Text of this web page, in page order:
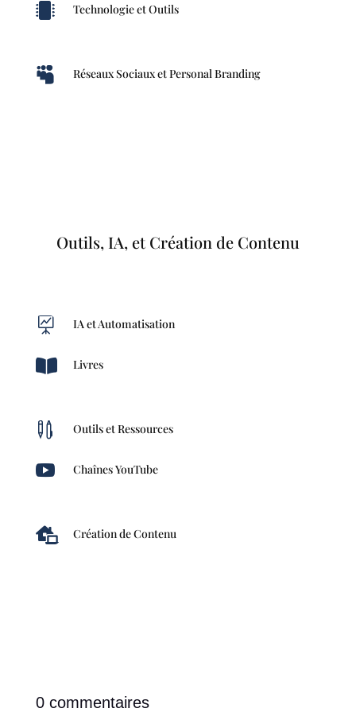
 Technologie et Outils
 Réseaux Sociaux et Personal Branding
Outils, IA, et Création de Contenu
 IA et Automatisation
 Livres
 Outils et Ressources
 Chaînes YouTube
 Création de Contenu
0 commentaires